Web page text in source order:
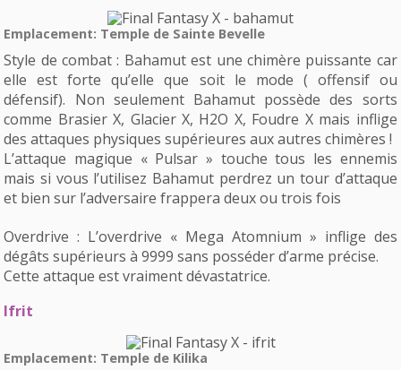
Emplacement: Temple de Sainte Bevelle
Style de combat : Bahamut est une chimère puissante car
elle est forte qu’elle que soit le mode ( offensif ou
défensif). Non seulement Bahamut possède des sorts
comme Brasier X, Glacier X, H2O X, Foudre X mais inflige
des attaques physiques supérieures aux autres chimères !
L’attaque magique « Pulsar » touche tous les ennemis
mais si vous l’utilisez Bahamut perdrez un tour d’attaque
et bien sur l’adversaire frappera deux ou trois fois
Overdrive : L’overdrive « Mega Atomnium » inflige des
dégâts supérieurs à 9999 sans posséder d’arme précise.
Cette attaque est vraiment dévastatrice.
Ifrit
Emplacement: Temple de Kilika